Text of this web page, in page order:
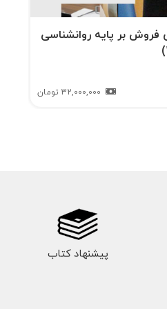
در فروش
به ناخودآگاه
سوم: مشتری شناسی؛
فروش بر پایه روانشناسی
32,000,000 تومان
پیشنهاد کتاب